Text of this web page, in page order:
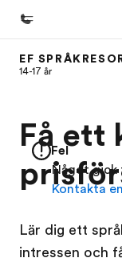
Hem
Program
Se allt vi erbjuder
Kontor
Om oss
EF
14-17 år
Få ett
Lär dig ett
intressen och
Fel
Något gick
Kontakta